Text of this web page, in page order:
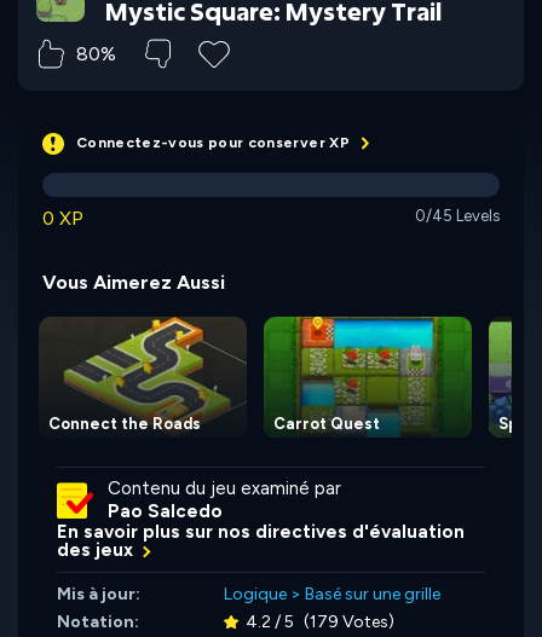
Mystic Square: Mystery Trail
80%
Connectez-vous pour conserver XP
0 XP 0/45 Levels
Vous Aimerez Aussi
Connect the Roads Carrot Quest
Contenu du jeu examiné par
Pao Salcedo
En savoir plus sur nos directives d'évaluation
des jeux
Mis à jour: Logique > Basé sur une grille
Notation:
4.2 / 5 (179 Votes)